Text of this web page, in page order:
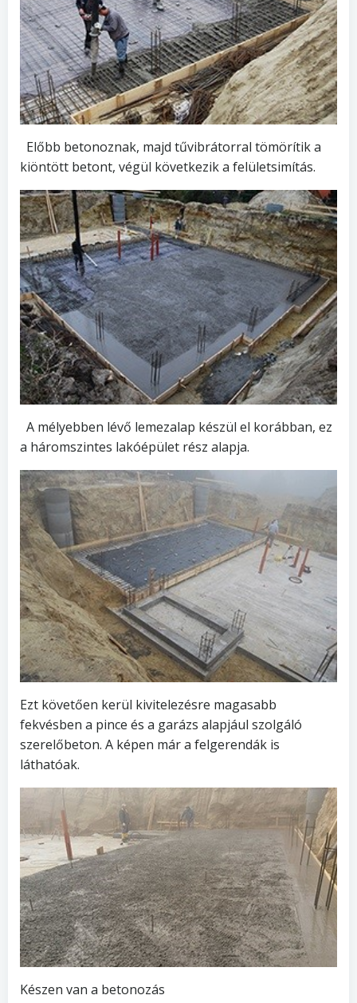
Előbb betonoznak, majd tűvibrátorral tömörítik a
kiöntött betont, végül következik a felületsimítás.
A mélyebben lévő lemezalap készül el korábban, ez
a háromszintes lakóépület rész alapja.
Ezt követően kerül kivitelezésre magasabb
fekvésben a pince és a garázs alapjául szolgáló
szerelőbeton. A képen már a felgerendák is
láthatóak.
Készen van a betonozás